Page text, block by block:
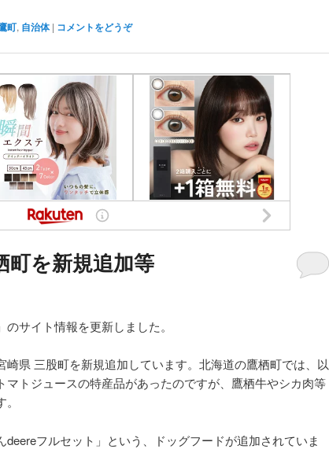
町, 自治体 | コメントをどうぞ
町を新規追加等
」のサイト情報を更新しました。
県 三股町を新規追加しています。北海道の鷹栖町では、以
トジュースの特産品があったのですが、鷹栖牛やシカ肉等
フルセット」という、ドッグフードが追加されていま